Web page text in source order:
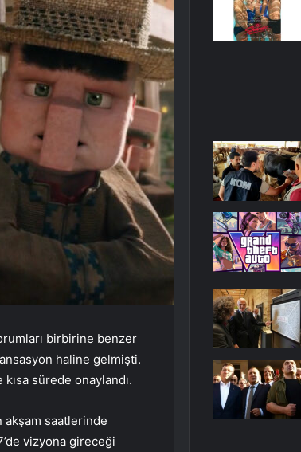
birbirine benzer
haline gelmişti.
sürede onaylandı.
saatlerinde
vizyona gireceği